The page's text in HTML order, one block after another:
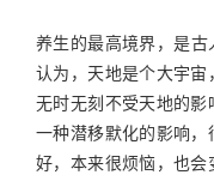
养生的最高境界，是
认为，天地是个大宇宙
无时无刻不受天地的
一种潜移默化的影响
好，本来很烦恼，也